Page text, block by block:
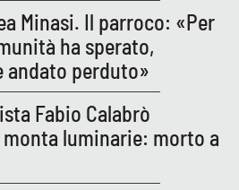
Minasi. Il parroco: «Per
ha sperato,
andato perduto»
Fabio Calabrò
luminarie: morto a